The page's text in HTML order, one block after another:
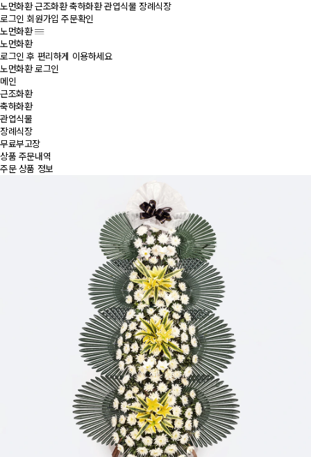
노먼화환근조화환축하화환관엽식물 장례식장
로그인 회원가입 주문확인
노먼화환
노먼화환
로그인 후 편리하게 이용하세요
노먼화환 로그인
메인
근조화환
축하화환
관엽식물
장례식장
무료부고장
상품 주문내역
주문 상품 정보